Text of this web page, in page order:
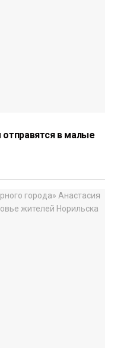
отправятся в малые